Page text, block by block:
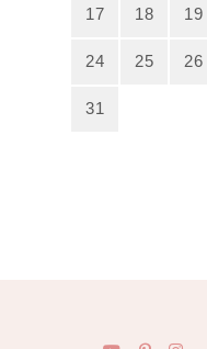
17 18 19
24 25 26
31